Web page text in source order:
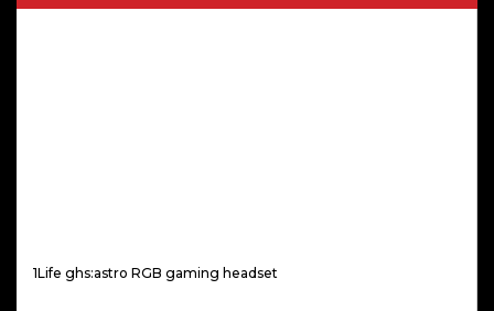
1Life ghs:astro RGB gaming headset